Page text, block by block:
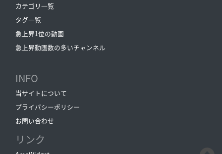
カテゴリ一覧
タグ一覧
急上昇1位の動画
急上昇動画数の多いチャンネル
INFO
当サイトについて
プライバシーポリシー
お問い合わせ
リンク